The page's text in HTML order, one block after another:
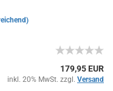
179,95 EUR
inkl. 20% MwSt. zzgl. Versand